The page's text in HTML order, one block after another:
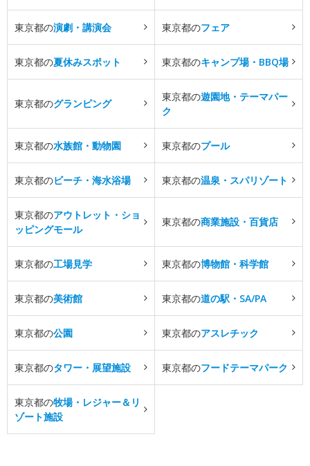
東京都の演劇・講演会 東京都のフェア
東京都の夏休みスポット 東京都のキャンプ場・BBQ場
東京都のグランピング
東京都の遊園地・テーマパー
ク
東京都の水族館・動物園 東京都のプール
東京都のビーチ・海水浴場 東京都の温泉・スパリゾート
東京都のアウトレット・ショ
ッピングモール
東京都の商業施設・百貨店
東京都の工場見学 東京都の博物館・科学館
東京都の美術館 東京都の道の駅・SA/PA
東京都の公園 東京都のアスレチック
東京都のタワー・展望施設 東京都のフードテーマパーク
東京都の牧場・レジャー＆リ
ゾート施設